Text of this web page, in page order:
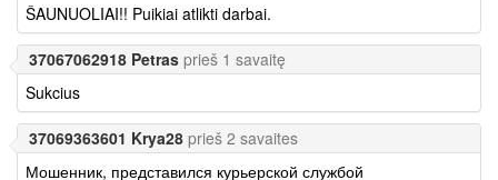
ŠAUNUOLIAI!! Puikiai atlikti darbai.
37067062918 Petras prieš 1 savaitę
Sukcius
37069363601 Krya28 prieš 2 savaites
Мошенник, представился курьерской службой